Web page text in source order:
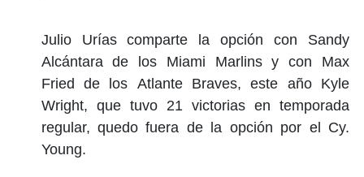
Julio Urías comparte la opción con Sandy
Alcántara de los Miami Marlins y con Max
Fried de los Atlante Braves, este año Kyle
Wright, que tuvo 21 victorias en temporada
regular, quedo fuera de la opción por el Cy.
Young.